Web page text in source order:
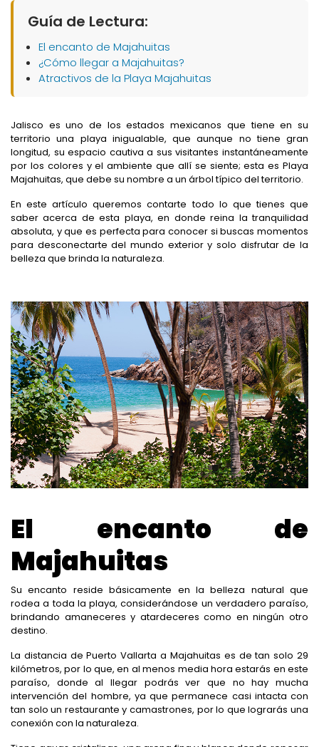
Guía de Lectura:
El encanto de Majahuitas
¿Cómo llegar a Majahuitas?
Atractivos de la Playa Majahuitas
Jalisco es uno de los estados mexicanos que tiene en su
territorio una playa inigualable, que aunque no tiene gran
longitud, su espacio cautiva a sus visitantes instantáneamente
por los colores y el ambiente que allí se siente; esta es Playa
Majahuitas, que debe su nombre a un árbol típico del territorio.
En este artículo queremos contarte todo lo que tienes que
saber acerca de esta playa, en donde reina la tranquilidad
absoluta, y que es perfecta para conocer si buscas momentos
para desconectarte del mundo exterior y solo disfrutar de la
belleza que brinda la naturaleza.
El encanto de
Majahuitas
Su encanto reside básicamente en la belleza natural que
rodea a toda la playa, considerándose un verdadero paraíso,
brindando amaneceres y atardeceres como en ningún otro
destino.
La distancia de Puerto Vallarta a Majahuitas es de tan solo 29
kilómetros, por lo que, en al menos media hora estarás en este
paraíso, donde al llegar podrás ver que no hay mucha
intervención del hombre, ya que permanece casi intacta con
tan solo un restaurante y camastrones, por lo que lograrás una
conexión con la naturaleza.